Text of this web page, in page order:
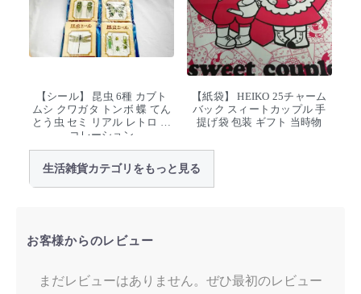
【シール】 昆虫 6種 カブト
ムシ クワガタ トンボ 蝶 てん
とう虫 セミ リアル レトロ デ
コレーション
【紙袋】 HEIKO 25チャーム
バック スィートカップル 手
提げ袋 包装 ギフト 当時物
生活雑貨カテゴリをもっと見る
お客様からのレビュー
まだレビューはありません。ぜひ最初のレビュー